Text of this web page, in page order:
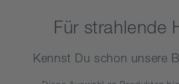
Für strahlende
Kennst Du schon unsere